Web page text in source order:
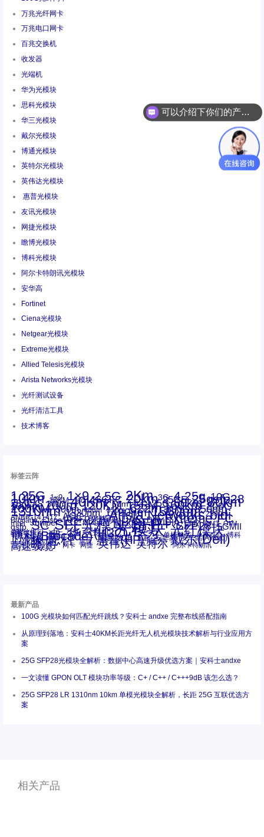
万兆光纤网卡
万兆电口网卡
百兆交换机
收发器
光端机
华为光模块
思科光模块
华三光模块
戴尔光模块
博通光模块
英特尔光模块
英伟达光模块
惠普光模块
友讯光模块
网捷光模块
瞻博光模块
博科光模块
阿尔卡特朗讯光模块
安华高
Fortinet
Ciena光模块
Netgear光模块
Extreme光模块
Allied Telesis光模块
Arista Networks光模块
光纤测试设备
光纤清洁工具
技术博客
标签云阵
1.25G 1x9 1×9 2.5G 2Km 3G 4.25g 10G
10km 15KM 16G 16GFC 20km 25GE 25gsfp28
28.05G 30km 40Km 50m 53.125G 60km 80km
100km 100m 120KM 155M 160km 200G
200KM 300m 400m 550m 622m 800G 850nm
1310nm 1330nm 1490nm 1550nm 2500m
ANBR-1414TZ AOC Arista Arista Networks bidi
Brocade Cisco CSFP光模块 DAC Dell Extreme FC
Intel Juniper LC MPO-LC Netgear NVIDIA OM2 OM3 OM4
qsfp SC SFF光模块 SFP+ SFP28 SGMII
st螺纹接口 xfp 万兆 交换机 光模块 光纤模块
千兆光模块 华三 华三(H3C) 华为 单模单芯 单模双芯 博科
博科(Brocade) 博通 友讯 多模 安华高 安华高(Avago)
工业级 思科 惠普 惠普(HP) 戴尔 戴尔(Dell)
百兆 瞻博 网卡 网捷 英伟达 英特尔 阿尔卡特朗讯
高速线缆
最新产品
100G 光模块如何匹配光纤跳线？安科士 andxe 完整布线搭配指南
从原理到落地：安科士40KM长距光纤无人机光模块技术解析与行业应用方
案
25G SFP28光模块全解析：数据中心高速升级优选方案｜安科士andxe
一文读懂 GPON OLT 模块功率等级：C+ / C++ / C+++9dB 该怎么选？
25G SFP28 LR 1310nm 10km 单模光模块全解析，长距 25G 互联优选方
案
相关产品
你们是怎么收费的呢